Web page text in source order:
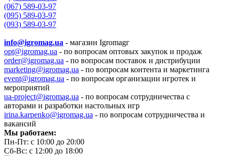
(067) 589-03-97
(095) 589-03-97
(093) 589-03-97
info@igromag.ua - магазин Igromagг
opt@igromag.ua - по вопросам оптовых закупок и продаж
order@igromag.ua - по вопросам поставок и дистрибуции
marketing@igromag.ua - по вопросам контента и маркетинга
event@igromag.ua - по вопросам организации игротек и
мероприятий
ua-project@igromag.ua - по вопросам сотрудничества с
авторами и разработки настольных игр
irina.karpenko@igromag.ua - по вопросам сотрудничества и
вакансий
Мы работаем:
Пн-Пт: с 10:00 до 20:00
Сб-Вс: с 12:00 до 18:00